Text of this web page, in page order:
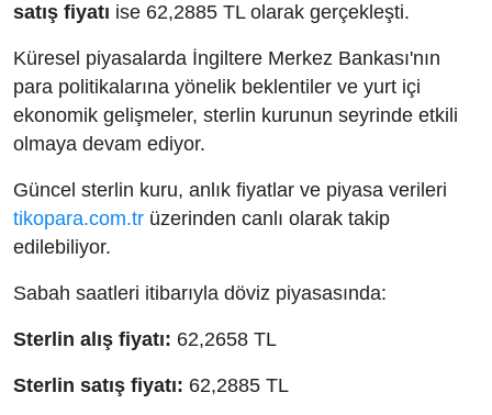
satış fiyatı ise 62,2885 TL olarak gerçekleşti.
Küresel piyasalarda İngiltere Merkez Bankası'nın
para politikalarına yönelik beklentiler ve yurt içi
ekonomik gelişmeler, sterlin kurunun seyrinde etkili
olmaya devam ediyor.
Güncel sterlin kuru, anlık fiyatlar ve piyasa verileri
tikopara.com.tr üzerinden canlı olarak takip
edilebiliyor.
Sabah saatleri itibarıyla döviz piyasasında:
Sterlin alış fiyatı: 62,2658 TL
Sterlin satış fiyatı: 62,2885 TL